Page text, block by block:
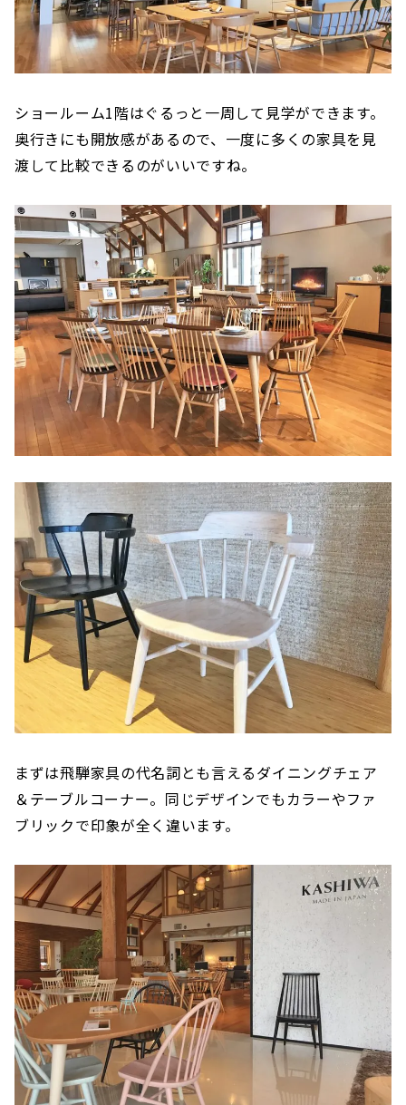
ショールーム1階はぐるっと一周して見学ができます。
奥行きにも開放感があるので、一度に多くの家具を見
渡して比較できるのがいいですね。
まずは飛騨家具の代名詞とも言えるダイニングチェア
＆テーブルコーナー。同じデザインでもカラーやファ
ブリックで印象が全く違います。